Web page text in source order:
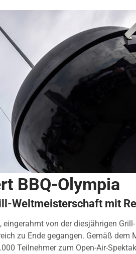
BBQ-Olympia
Weltmeisterschaft mit
von der diesjährigen Grill-
zu Ende gegangen. Gemäß dem
Teilnehmer zum Open-Air-